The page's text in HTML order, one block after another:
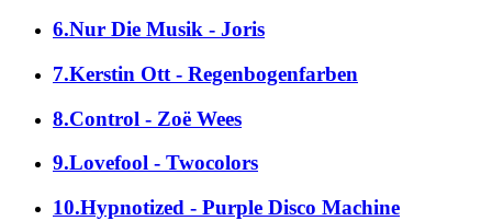
6.Nur Die Musik - Joris
7.Kerstin Ott - Regenbogenfarben
8.Control - Zoë Wees
9.Lovefool - Twocolors
10.Hypnotized - Purple Disco Machine